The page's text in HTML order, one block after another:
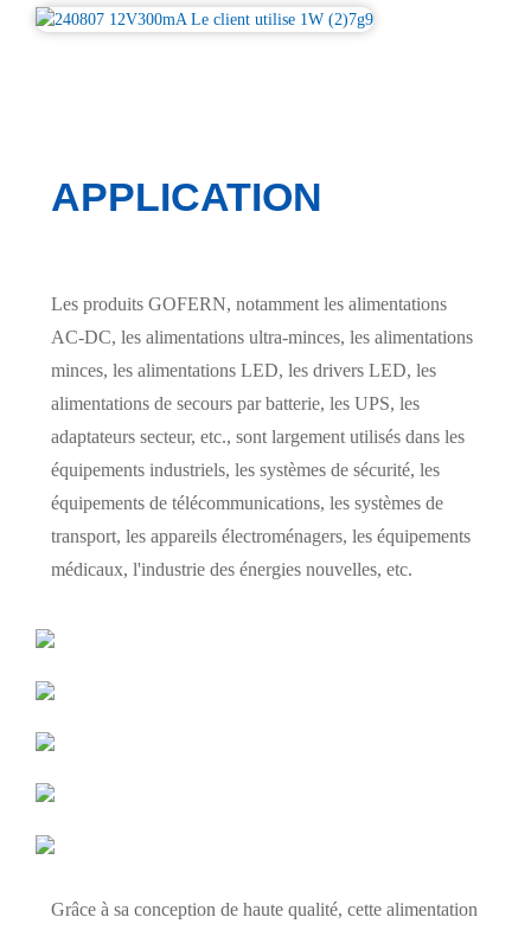
APPLICATION
Les produits GOFERN, notamment les alimentations
AC-DC, les alimentations ultra-minces, les alimentations
minces, les alimentations LED, les drivers LED, les
alimentations de secours par batterie, les UPS, les
adaptateurs secteur, etc., sont largement utilisés dans les
équipements industriels, les systèmes de sécurité, les
équipements de télécommunications, les systèmes de
transport, les appareils électroménagers, les équipements
médicaux, l'industrie des énergies nouvelles, etc.
Grâce à sa conception de haute qualité, cette alimentation